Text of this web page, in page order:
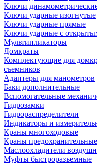
Ключи
Ключи ударные изогнутые
Ключи ударные прямые
Ключи ударные с
Мультипликаторы
Домкраты
Комплектующие для
съемников
Адаптеры для манометров
Баки дополнительные
Вспомогательные
Гидрозамки
Гидрораспределители
Индикаторы и
Краны многоходовые
Краны предохранительные
Маслоохладители
Муфты быстроразъемные